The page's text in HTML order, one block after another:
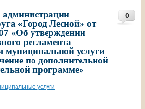
0
администрации
«Город Лесной» от
«Об утверждении
регламента
муниципальной услуги
по дополнительной
программе»
услуги